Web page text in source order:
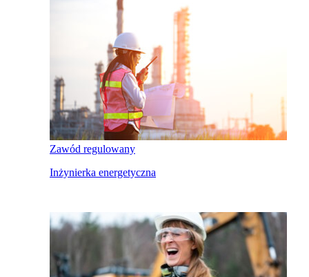
Zawód regulowany
Inżynierka energetyczna